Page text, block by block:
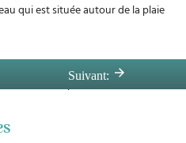
Suivant:
qui est située autour de la plaie
et disparaissent avec le